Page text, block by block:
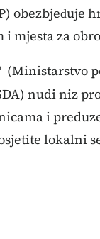
obezbjeđuje
mjesta za
(Ministarstvo
nudi niz
i
lokalni